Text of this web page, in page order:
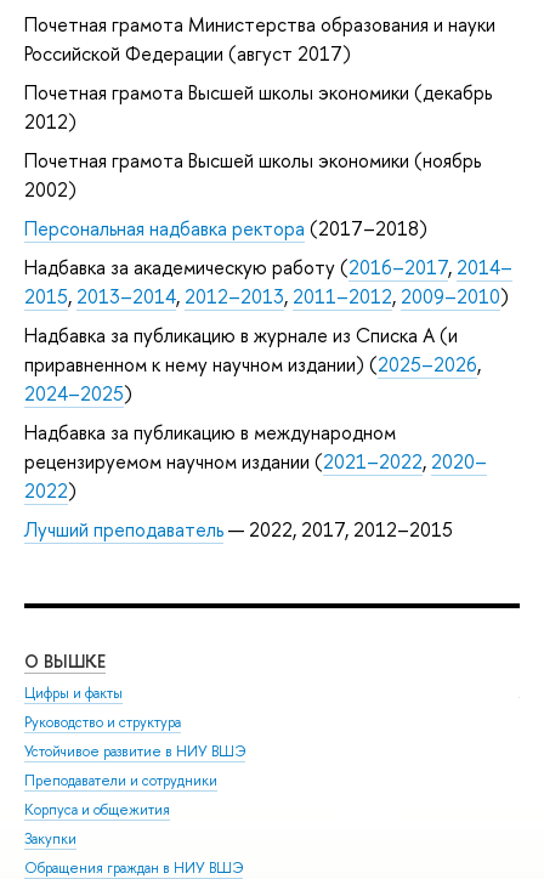
Почетная грамота Министерства образования и науки
Российской Федерации (август 2017)
Почетная грамота Высшей школы экономики (декабрь
2012)
Почетная грамота Высшей школы экономики (ноябрь
2002)
Персональная надбавка ректора (2017–2018)
Надбавка за академическую работу (2016–2017, 2014–
2015, 2013–2014, 2012–2013, 2011–2012, 2009–2010)
Надбавка за публикацию в журнале из Списка А (и
приравненном к нему научном издании) (2025–2026,
2024–2025)
Надбавка за публикацию в международном
рецензируемом научном издании (2021–2022, 2020–
2022)
Лучший преподаватель— 2022, 2017, 2012–2015
О ВЫШКЕ
Цифры и факты
Руководство и структура
Устойчивое развитие в НИУ ВШЭ
Преподаватели и сотрудники
Корпуса и общежития
Закупки
Обращения граждан в НИУ ВШЭ